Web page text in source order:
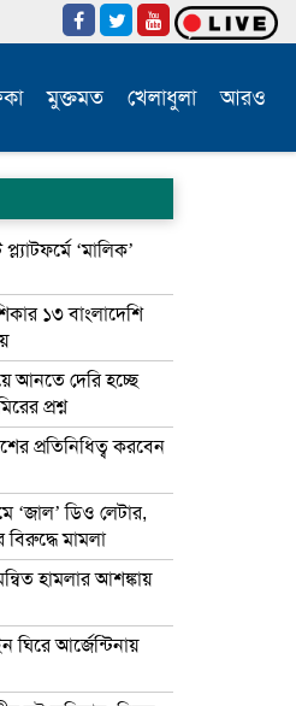
মুক্তমত খেলাধুলা আরও
‘মালিক’
১৩ বাংলাদেশি
আনতে দেরি হচ্ছে
প্রশ্ন
প্রতিনিধিত্ব করবেন
‘জাল’ ডিও লেটার,
মামলা
হামলার আশঙ্কায়
ঘিরে আর্জেন্টিনায়